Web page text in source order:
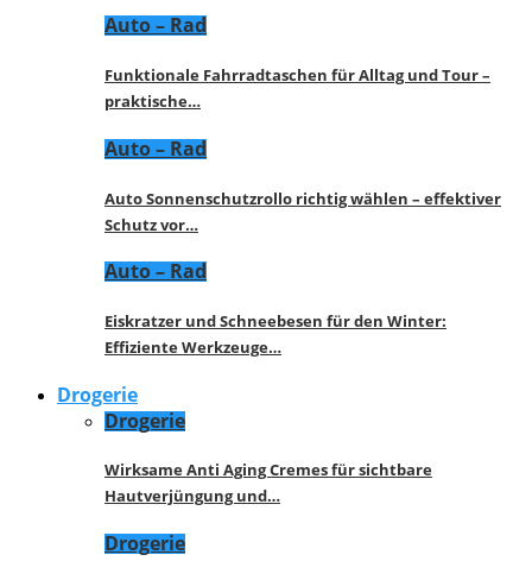
Auto – Rad
Funktionale Fahrradtaschen für Alltag und Tour –
praktische…
Auto – Rad
Auto Sonnenschutzrollo richtig wählen – effektiver
Schutz vor…
Auto – Rad
Eiskratzer und Schneebesen für den Winter:
Effiziente Werkzeuge…
Drogerie
Drogerie
Wirksame Anti Aging Cremes für sichtbare
Hautverjüngung und…
Drogerie